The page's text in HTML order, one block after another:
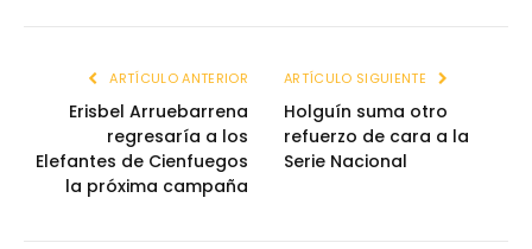
ARTÍCULO ANTERIOR
Erisbel Arruebarrena
regresaría a los
Elefantes de Cienfuegos
la próxima campaña
ARTÍCULO SIGUIENTE
Holguín suma otro
refuerzo de cara a la
Serie Nacional